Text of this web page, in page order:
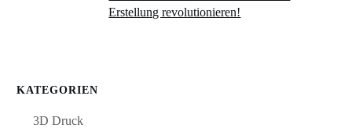
Erstellung revolutionieren!
KATEGORIEN
3D Druck